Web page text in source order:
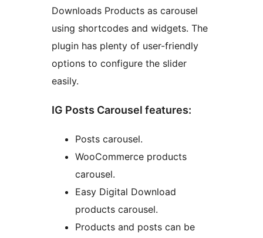
Downloads Products as carousel
using shortcodes and widgets. The
plugin has plenty of user-friendly
options to configure the slider
easily.
IG Posts Carousel features:
Posts carousel.
WooCommerce products
carousel.
Easy Digital Download
products carousel.
Products and posts can be